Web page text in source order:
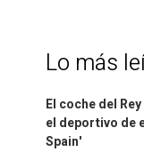
Lo más
El coche del
el deportivo de
Spain'